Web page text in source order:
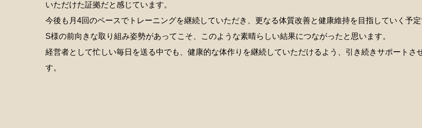
いただけた証拠だと感じています。
今後も月4回のペースでトレーニングを継続していただき、更なる体質改善と健康維持を目指していく予定
S様の前向きな取り組み姿勢があってこそ、このような素晴らしい結果につながったと思います。
経営者として忙しい毎日を送る中でも、健康的な体作りを継続していただけるよう、引き続きサポートさ
す。